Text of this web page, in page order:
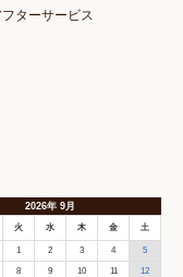
ターサービス
2026年9月
火 水 木 金 土
1 2 3 4 5
8 9 10 11 12